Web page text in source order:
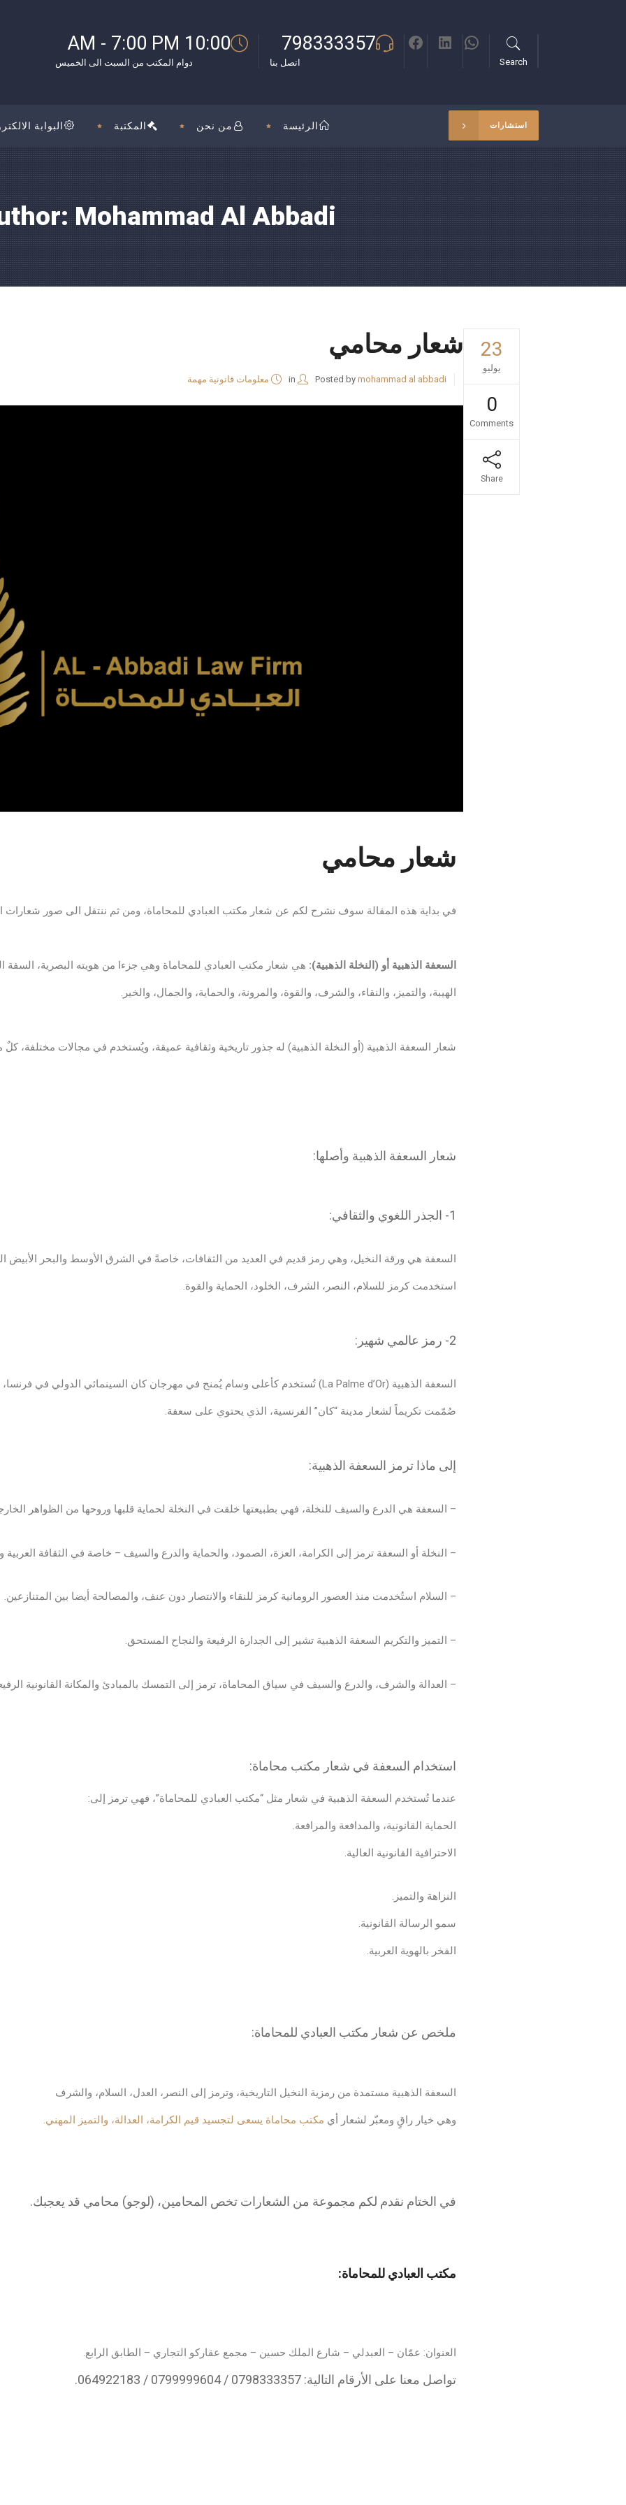
10:00 AM - 7:00 PM
دوام المكتب من السبت الى الخميس
798333357
اتصل بنا Search
البوابة المكتبة من نحن الرئيسة استشارات
Mohammad Al Abbadi
23
يوليو
0
Comments
Share
شعار محامي
Posted by mohammad al abbadi
in معلومات قانونية مهمة
شعار محامي
في بداية هذه المقالة سوف نشرح لكم عن شعار مكتب العبادي للمحاماة، ومن ثم ننتقل الى صور شعارات
السعفة الذهبية أو (النخلة الذهبية): هي شعار مكتب العبادي للمحاماة وهي جزءا من هويته البصرية، السفة
الهيبة، والتميز، والنقاء، والشرف، والقوة، والمرونة، والحماية، والجمال، والخير.
شعار السعفة الذهبية (أو النخلة الذهبية) له جذور تاريخية وثقافية عميقة، ويُستخدم في مجالات مختلفة،
شعار السعفة الذهبية وأصلها:
1- الجذر اللغوي والثقافي:
السعفة هي ورقة النخيل، وهي رمز قديم في العديد من الثقافات، خاصةً في الشرق الأوسط والبحر الأبيض
استخدمت كرمز للسلام، النصر، الشرف، الخلود، الحماية والقوة.
2- رمز عالمي شهير:
السعفة الذهبية (La Palme d’Or) تُستخدم كأعلى وسام يُمنح في مهرجان كان السينمائي الدولي في فرنسا، منذ عام 1955.
صُمّمت تكريماً لشعار مدينة “كان” الفرنسية، الذي يحتوي على سعفة.
إلى ماذا ترمز السعفة الذهبية:
– السعفة هي الدرع والسيف للنخلة، فهي بطبيعتها خلقت في النخلة لحماية قلبها وروحها من الظواهر
– النخلة أو السعفة ترمز إلى الكرامة، العزة، الصمود، والحماية والدرع والسيف – خاصة في الثقافة العربية
– السلام استُخدمت منذ العصور الرومانية كرمز للنقاء والانتصار دون عنف، والمصالحة أيضا بين المتنازعين.
– التميز والتكريم السعفة الذهبية تشير إلى الجدارة الرفيعة والنجاح المستحق.
– العدالة والشرف، والدرع والسيف في سياق المحاماة، ترمز إلى التمسك بالمبادئ والمكانة القانونية
استخدام السعفة في شعار مكتب محاماة:
عندما تُستخدم السعفة الذهبية في شعار مثل “مكتب العبادي للمحاماة”، فهي ترمز إلى:
الحماية القانونية، والمدافعة والمرافعة.
الاحترافية القانونية العالية.
النزاهة والتميز.
سمو الرسالة القانونية.
الفخر بالهوية العربية.
ملخص عن شعار مكتب العبادي للمحاماة:
السعفة الذهبية مستمدة من رمزية النخيل التاريخية، وترمز إلى النصر، العدل، السلام، والشرف
وهي خيار راقٍ ومعبّر لشعار أي مكتب محاماة يسعى لتجسيد قيم الكرامة، العدالة، والتميز المهني.
في الختام نقدم لكم مجموعة من الشعارات تخص المحامين، (لوجو) محامي قد يعجبك.
مكتب العبادي للمحاماة:
العنوان: عمّان – العبدلي – شارع الملك حسين – مجمع عقاركو التجاري – الطابق الرابع.
تواصل معنا على الأرقام التالية: 0798333357 / 0799999604 / 064922183.